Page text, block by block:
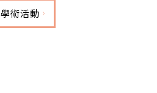
學術活動